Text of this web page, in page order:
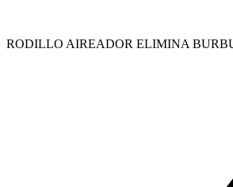
RODILLO AIREADOR ELIMINA